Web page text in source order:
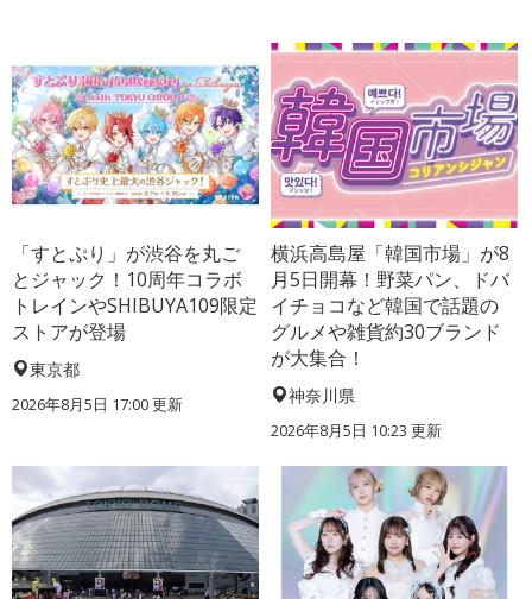
「すとぷり」が渋谷を丸ご
とジャック！10周年コラボ
トレインやSHIBUYA109限定
ストアが登場
東京都
2026年8月5日 17:00更新
横浜高島屋「韓国市場」が8
月5日開幕！野菜パン、ドバ
イチョコなど韓国で話題の
グルメや雑貨約30ブランド
が大集合！
神奈川県
2026年8月5日 10:23 更新